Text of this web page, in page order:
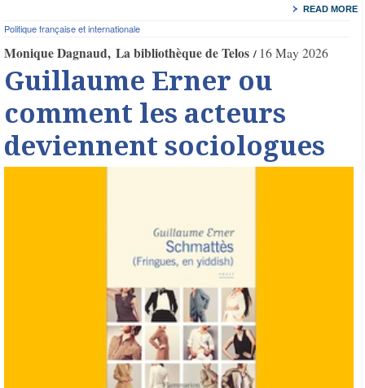
READ MORE
Politique française et internationale
Monique Dagnaud La bibliothèque de Telos 16 May 2026
Guillaume Erner ou
comment les acteurs
deviennent sociologues